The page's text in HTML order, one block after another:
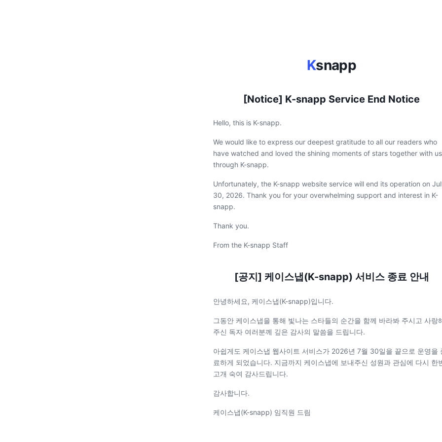
Ksnapp
[Notice] K-snapp Service End Notice
Hello, this is K-snapp.
We would like to express our deepest gratitude to all our readers who
have watched and loved the shining moments of stars together with us
through K-snapp.
Unfortunately, the K-snapp website service will end its operation on
30, 2026. Thank you for your overwhelming support and interest in K-
snapp.
Thank you.
From the K-snapp Staff
[공지] 케이스냅(K-snapp) 서비스 종료 안내
안녕하세요, 케이스냅(K-snapp)입니다.
그동안 케이스냅을 통해 빛나는 스타들의 순간을 함께 바라봐 주시고 사랑
주신 독자 여러분께 깊은 감사의 말씀을 드립니다.
아쉽게도 케이스냅 웹사이트 서비스가 2026년 7월 30일을 끝으로 운영을
료하게 되었습니다. 지금까지 케이스냅에 보내주신 성원과 관심에 다시 한
고개 숙여 감사드립니다.
감사합니다.
케이스냅(K-snapp) 임직원 드림